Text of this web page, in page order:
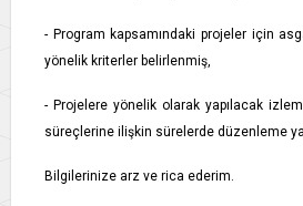
- Program kapsamındaki projeler için
yönelik kriterler belirlenmiş,
- Projelere yönelik olarak yapılacak
süreçlerine ilişkin sürelerde düzenleme
Bilgilerinize arz ve rica ederim.